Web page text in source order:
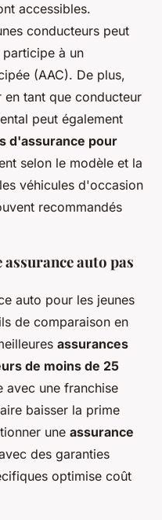
accessibles.
conducteurs peut
à un
(AAC). De plus,
tant que conducteur
peut également
d'assurance pour
selon le modèle et la
véhicules d'occasion
recommandés
auto pas
auto pour les jeunes
de comparaison en
assurances
de moins de 25
avec une franchise
baisser la prime
une assurance
des garanties
optimise coût